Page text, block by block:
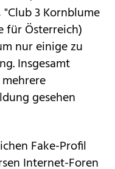
3 Kornblume
für Österreich)
nur einige zu
Insgesamt
gesehen
Fake-Profil
Internet-Foren